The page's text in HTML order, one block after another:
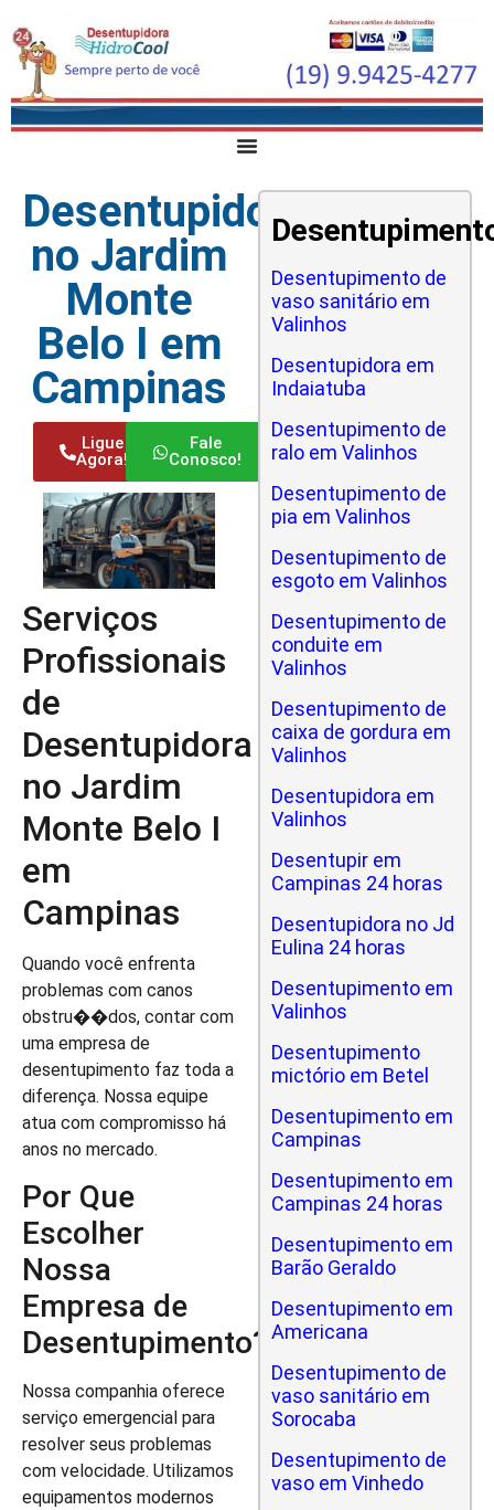
Desentupidora
no Jardim
Monte
Belo I em
Campinas
Ligue
Agora!
Fale
Conosco!
Serviços
Profissionais
de
Desentupidora
no Jardim
Monte Belo I
em
Campinas
Quando você enfrenta
problemas com canos
obstru��dos, contar com
uma empresa de
desentupimento faz toda a
diferença. Nossa equipe
atua com compromisso há
anos no mercado.
Por Que
Escolher
Nossa
Empresa de
Desentupimento?
Nossa companhia oferece
serviço emergencial para
resolver seus problemas
com velocidade. Utilizamos
equipamentos modernos
Desentupimento de
vaso sanitário em
Valinhos
Desentupidora em
Indaiatuba
Desentupimento de
ralo em Valinhos
Desentupimento de
pia em Valinhos
Desentupimento de
esgoto em Valinhos
Desentupimento de
conduite em
Valinhos
Desentupimento de
caixa de gordura em
Valinhos
Desentupidora em
Valinhos
Desentupir em
Campinas 24 horas
Desentupidora no Jd
Eulina 24 horas
Desentupimento em
Valinhos
Desentupimento
mictório em Betel
Desentupimento em
Campinas
Desentupimento em
Campinas 24 horas
Desentupimento em
Barão Geraldo
Desentupimento em
Americana
Desentupimento de
vaso sanitário em
Sorocaba
Desentupimento de
vaso em Vinhedo